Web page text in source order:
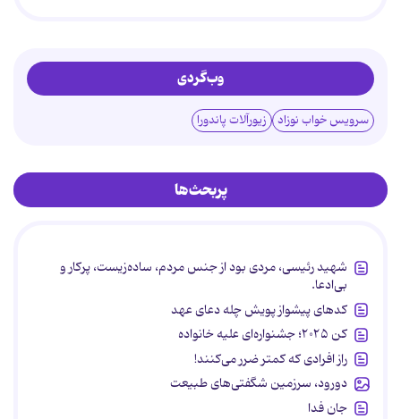
وب‌گردی
سرویس خواب نوزاد زیورآلات پاندورا
پربحث‌ها
شهید رئیسی، مردی بود از جنس مردم، ساده‌زیست، پرکار و
بی‌ادعا.
کدهای پیشواز پویش چله دعای عهد
کن ۲۰۲۵؛ جشنواره‌ای علیه خانواده
راز افرادی که کمتر ضرر می‌کنند!
دورود، سرزمین شگفتی‌های طبیعت
جان فدا